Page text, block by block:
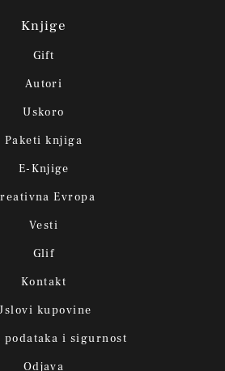
Knjige
Gift
Autori
Uskoro
Paketi knjiga
E-Knjige
Evropa
Vesti
Glif
Kontakt
kupovine
podataka i sigurnost
Odjava